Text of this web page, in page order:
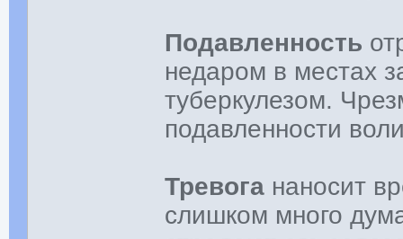
Подавленность
недаром в местах
туберкулезом.
подавленности
Тревога наносит
слишком много